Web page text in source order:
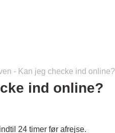
- Kan jeg checke ind online?
ind online?
24 timer før afrejse.